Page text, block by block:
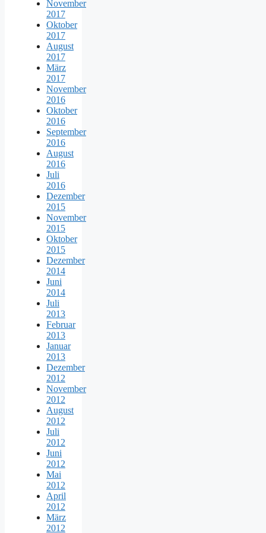
November
2017
Oktober
2017
August
2017
März
2017
November
2016
Oktober
2016
September
2016
August
2016
Juli
2016
Dezember
2015
November
2015
Oktober
2015
Dezember
2014
Juni
2014
Juli
2013
Februar
2013
Januar
2013
Dezember
2012
November
2012
August
2012
Juli
2012
Juni
2012
Mai
2012
April
2012
März
2012